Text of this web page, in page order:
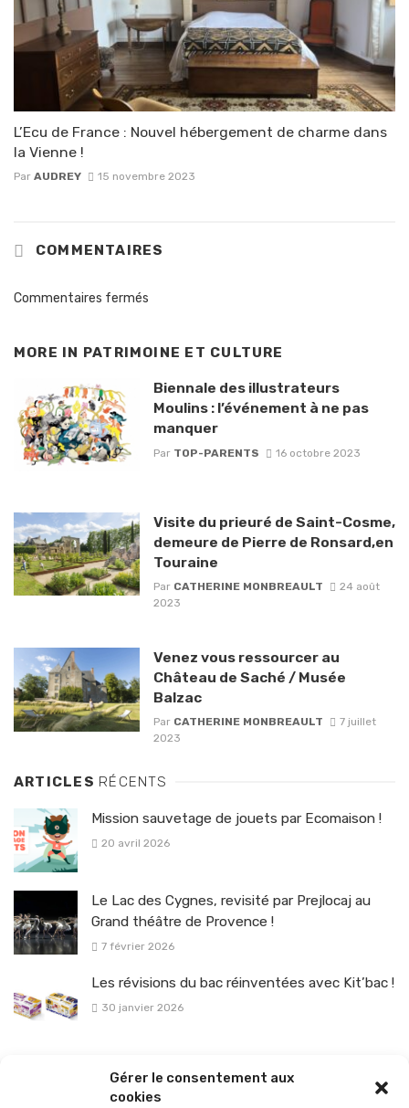
Gérer le consentement aux
cookies
L’Ecu de France : Nouvel hébergement de charme dans
la Vienne !
Par AUDREY 15 novembre 2023
COMMENTAIRES
Commentaires fermés
MORE IN PATRIMOINE ET CULTURE
Biennale des illustrateurs
Moulins : l’événement à ne pas
manquer
Par TOP-PARENTS 16 octobre 2023
Visite du prieuré de Saint-Cosme,
demeure de Pierre de Ronsard,en
Touraine
Par CATHERINE MONBREAULT
24 août
2023
Venez vous ressourcer au
Château de Saché / Musée
Balzac
Par CATHERINE MONBREAULT
7 juillet
2023
ARTICLES RÉCENTS
Mission sauvetage de jouets par Ecomaison !
20 avril 2026
Le Lac des Cygnes, revisité par Prejlocaj au
Grand théâtre de Provence !
7 février 2026
Les révisions du bac réinventées avec Kit’bac !
30 janvier 2026